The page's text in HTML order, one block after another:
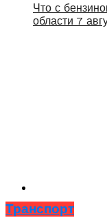
Что с
области 7
Транспорт